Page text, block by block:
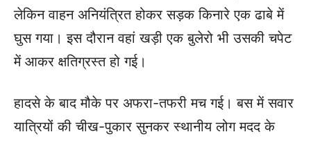
लेकिन वाहन अनियंत्रित होकर सड़क किनारे एक ढाबे में
घुस गया। इस दौरान वहां खड़ी एक बुलेरो भी उसकी चपेट
में आकर क्षतिग्रस्त हो गई।
हादसे के बाद मौके पर अफरा-तफरी मच गई। बस में सवार
यात्रियों की चीख-पुकार सुनकर स्थानीय लोग मदद के